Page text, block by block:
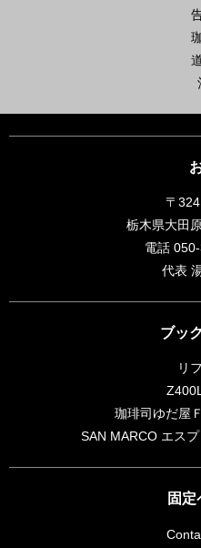
〒
栃木県大田
電話
代表
ブッ
リ
珈琲司ゆだ屋
SAN MARCO エス
固定